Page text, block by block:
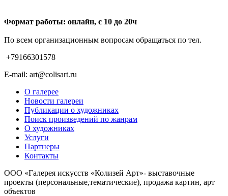
Формат работы: онлайн, с 10 до 20ч
По всем организационным вопросам обращаться по тел.
+79166301578
E-mail: art@colisart.ru
О галерее
Новости галереи
Публикации о художниках
Поиск произведений по жанрам
О художниках
Услуги
Партнеры
Контакты
ООО «Галерея искусств «Колизей Арт»- выставочные
проекты (персональные,тематические), продажа картин, арт
объектов